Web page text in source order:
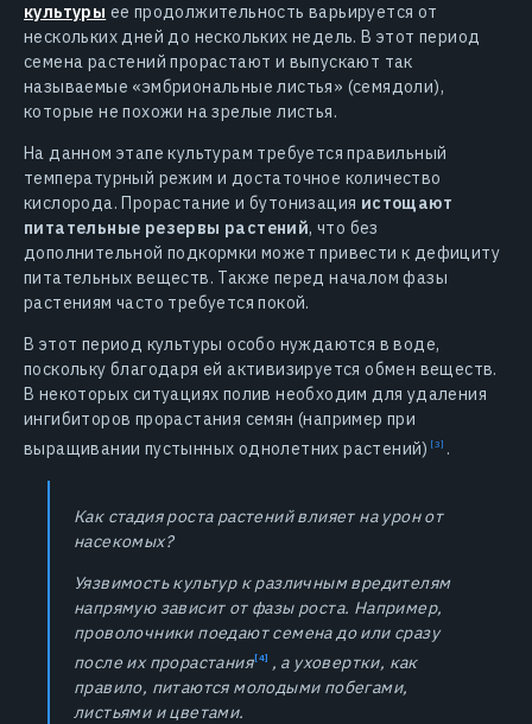
культуры ее продолжительность варьируется от
нескольких дней до нескольких недель. В этот период
семена растений прорастают и выпускают так
называемые «эмбриональные листья» (семядоли),
которые не похожи на зрелые листья.
На данном этапе культурам требуется правильный
температурный режим и достаточное количество
кислорода. Прорастание и бутонизация истощают
питательные резервы растений, что без
дополнительной подкормки может привести к дефициту
питательных веществ. Также перед началом фазы
растениям часто требуется покой.
В этот период культуры особо нуждаются в воде,
поскольку благодаря ей активизируется обмен веществ.
В некоторых ситуациях полив необходим для удаления
ингибиторов прорастания семян (например при
выращивании пустынных однолетних растений)
.
Как стадия роста растений влияет на урон от
насекомых?
Уязвимость культур к различным вредителям
напрямую зависит от фазы роста. Например,
проволочники поедают семена до или сразу
после их прорастания
, а уховертки, как
правило, питаются молодыми побегами,
листьями и цветами.